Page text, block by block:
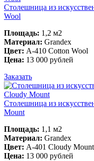
Столешница из
Wool
Площадь: 1,2 м2
Материал: Grandex
Цвет: A-410 Cotton Wool
Цена: 13 000 рублей
Заказать
Столешница из
Mount
Площадь: 1,1 м2
Материал: Grandex
Цвет: A-401 Cloudy Mount
Цена: 13 000 рублей